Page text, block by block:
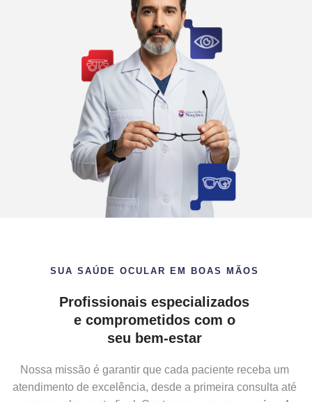
SUA SAÚDE OCULAR EM BOAS MÃOS
Profissionais especializados
e comprometidos com o
seu bem-estar
Nossa missão é garantir que cada paciente receba um
atendimento de excelência, desde a primeira consulta até